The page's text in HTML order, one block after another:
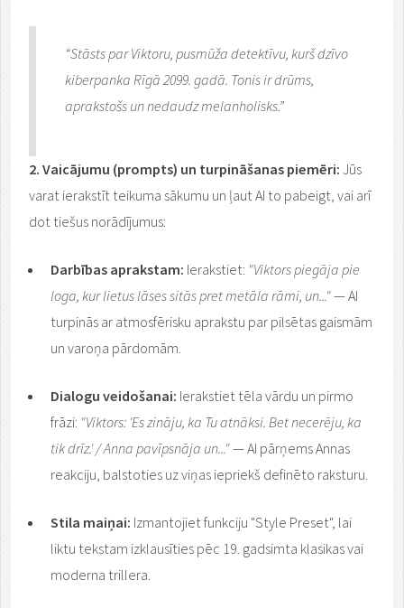
“Stāsts par Viktoru, pusmūža detektīvu, kurš dzīvo
kiberpanka Rīgā 2099. gadā. Tonis ir drūms,
aprakstošs un nedaudz melanholisks.”
2. Vaicājumu (prompts) un turpināšanas piemēri: Jūs
varat ierakstīt teikuma sākumu un ļaut AI to pabeigt, vai arī
dot tiešus norādījumus:
Darbības aprakstam: Ierakstiet: "Viktors piegāja pie
loga, kur lietus lāses sitās pret metāla rāmi, un..."— AI
turpinās ar atmosfērisku aprakstu par pilsētas gaismām
un varoņa pārdomām.
Dialogu veidošanai: Ierakstiet tēla vārdu un pirmo
frāzi: "Viktors: 'Es zināju, ka Tu atnāksi. Bet necerēju, ka
tik drīz.' / Anna pavīpsnāja un..."— AI pārņems Annas
reakciju, balstoties uz viņas iepriekš definēto raksturu.
Stila maiņai: Izmantojiet funkciju "Style Preset", lai
liktu tekstam izklausīties pēc 19. gadsimta klasikas vai
moderna trillera.